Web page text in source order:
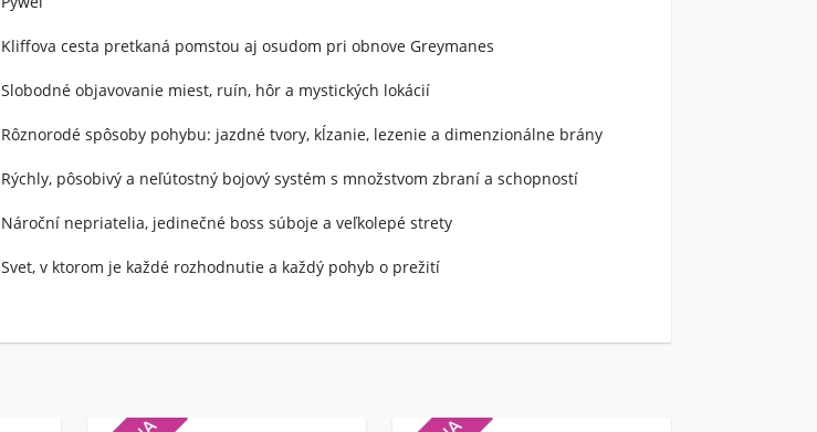
Kliffova cesta pretkaná pomstou aj osudom pri obnove Greymanes
Slobodné objavovanie miest, ruín, hôr a mystických lokácií
Rôznorodé spôsoby pohybu: jazdné tvory, kĺzanie, lezenie a dimenzionálne brány
Rýchly, pôsobivý a neľútostný bojový systém s množstvom zbraní a schopností
Nároční nepriatelia, jedinečné boss súboje a veľkolepé strety
Svet, v ktorom je každé rozhodnutie a každý pohyb o prežití